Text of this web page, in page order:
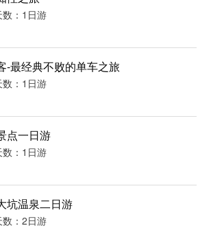
数：1日游
-最经典不败的单车之旅
数：1日游
点一日游
数：1日游
坑温泉二日游
数：2日游